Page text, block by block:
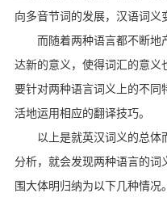
向多音节词的发展，汉语词义
而随着两种语言都不断地
达新的意义，使得词汇的意义
要针对两种语言词义上的不同
活地运用相应的翻译技巧。
以上是就英汉词义的总体
分析，就会发现两种语言的词
围大体明归纳为以下几种情况。